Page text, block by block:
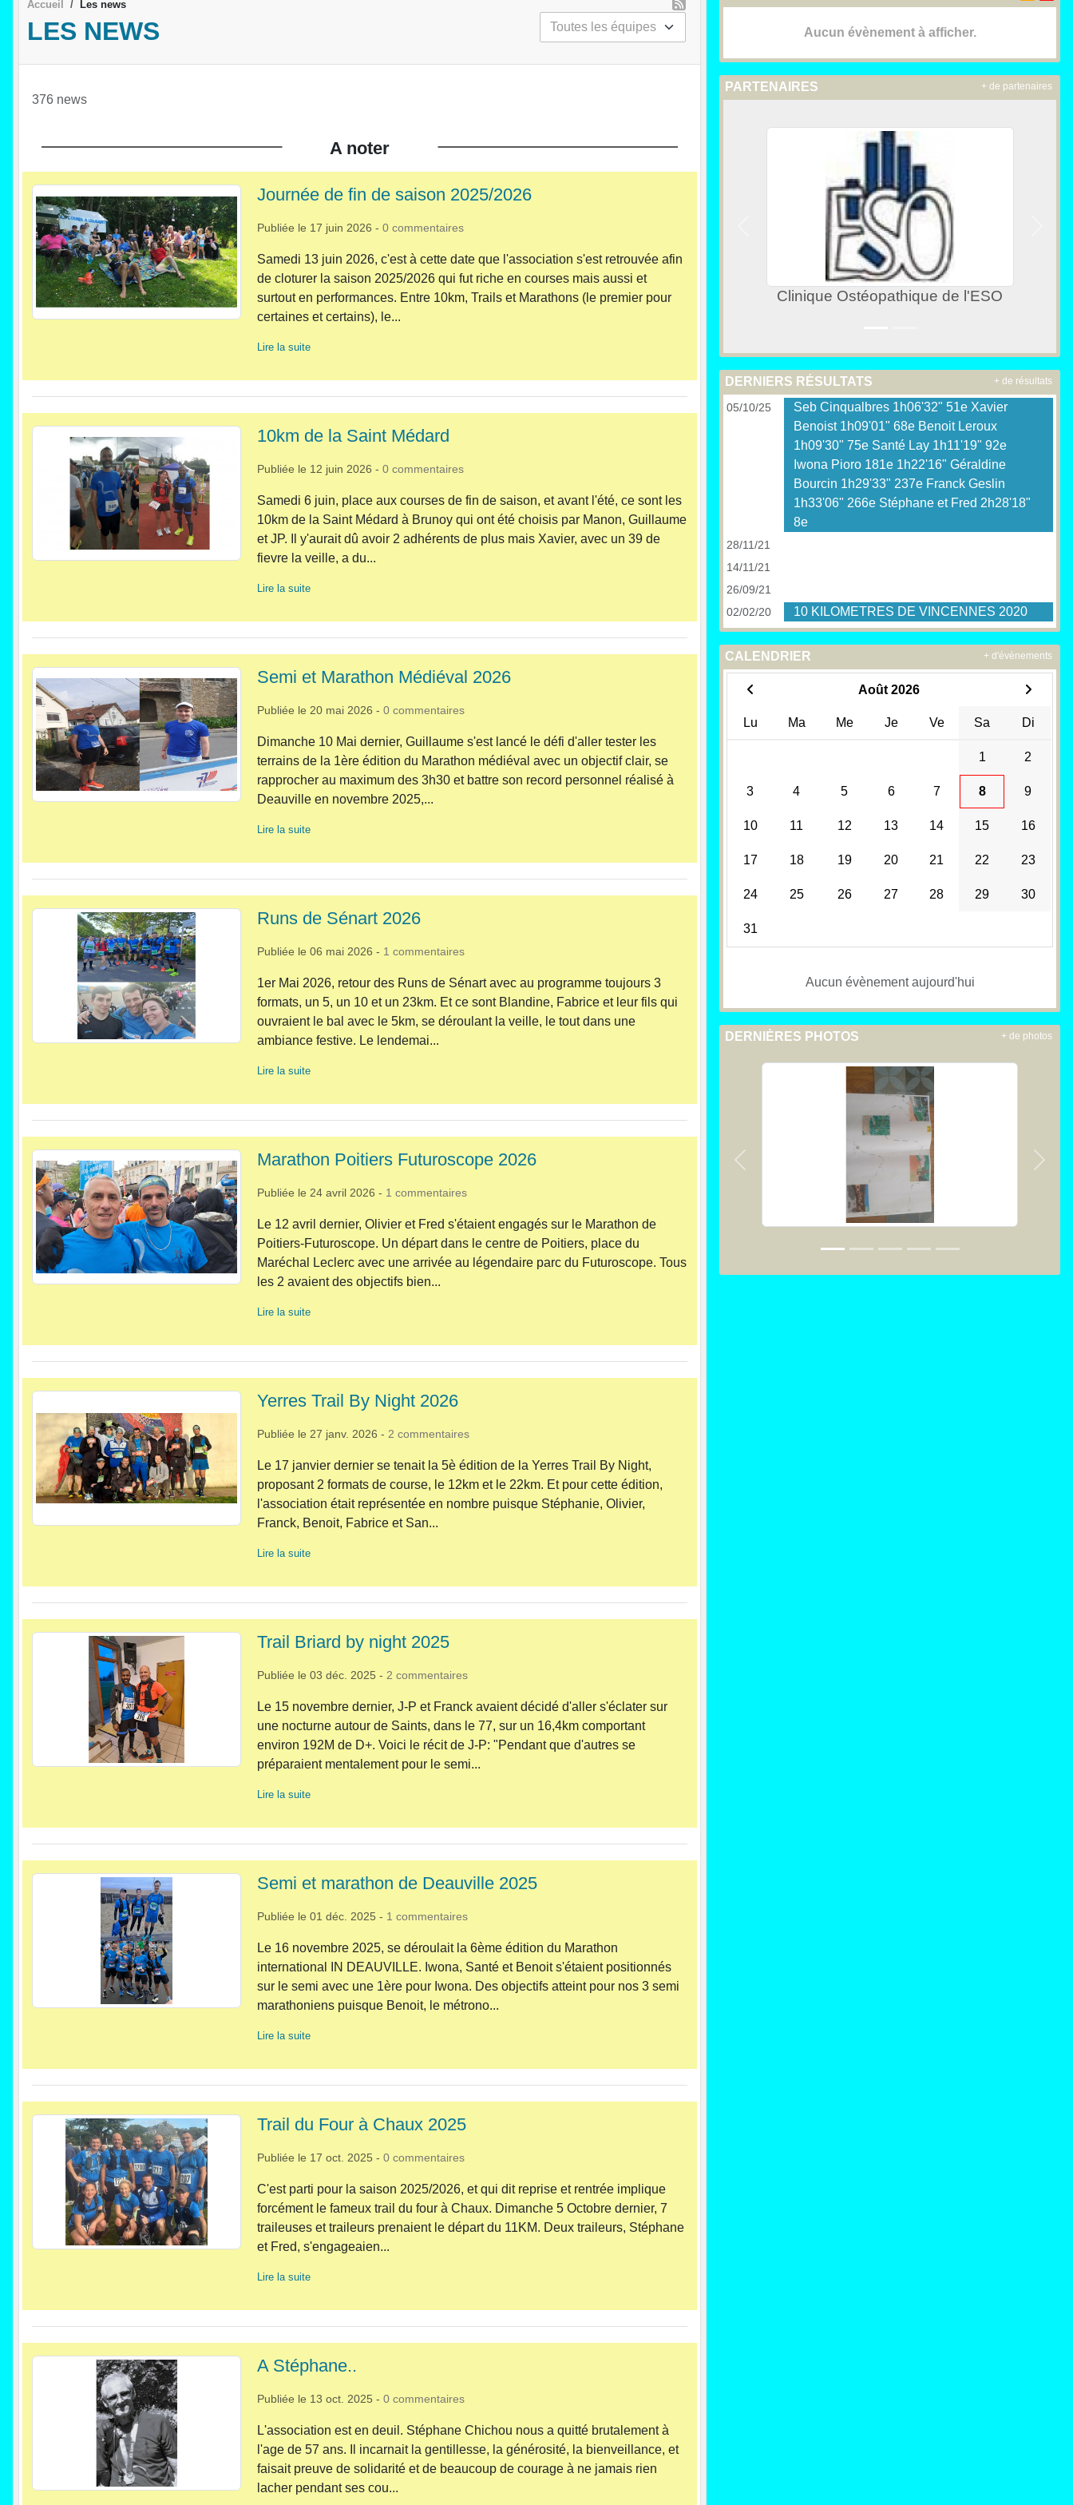
Accueil Les news
LES NEWS
376 news
A noter
Journée de fin de saison 2025/2026
Publiée le 17 juin 2026 - 0 commentaires
Samedi 13 juin 2026, c'est à cette date que l'association s'est retrouvée afin
de cloturer la saison 2025/2026 qui fut riche en courses mais aussi et
surtout en performances. Entre 10km, Trails et Marathons (le premier pour
certaines et certains), le...
Lire la suite
10km de la Saint Médard
Publiée le 12 juin 2026 - 0 commentaires
Samedi 6 juin, place aux courses de fin de saison, et avant l'été, ce sont les
10km de la Saint Médard à Brunoy qui ont été choisis par Manon, Guillaume
et JP. Il y'aurait dû avoir 2 adhérents de plus mais Xavier, avec un 39 de
fievre la veille, a du...
Lire la suite
Semi et Marathon Médiéval 2026
Publiée le 20 mai 2026 - 0 commentaires
Dimanche 10 Mai dernier, Guillaume s'est lancé le défi d'aller tester les
terrains de la 1ère édition du Marathon médiéval avec un objectif clair, se
rapprocher au maximum des 3h30 et battre son record personnel réalisé à
Deauville en novembre 2025,...
Lire la suite
Runs de Sénart 2026
Publiée le 06 mai 2026 - 1 commentaires
1er Mai 2026, retour des Runs de Sénart avec au programme toujours 3
formats, un 5, un 10 et un 23km. Et ce sont Blandine, Fabrice et leur fils qui
ouvraient le bal avec le 5km, se déroulant la veille, le tout dans une
ambiance festive. Le lendemai...
Lire la suite
Marathon Poitiers Futuroscope 2026
Publiée le 24 avril 2026 - 1 commentaires
Le 12 avril dernier, Olivier et Fred s'étaient engagés sur le Marathon de
Poitiers-Futuroscope. Un départ dans le centre de Poitiers, place du
Maréchal Leclerc avec une arrivée au légendaire parc du Futuroscope. Tous
les 2 avaient des objectifs bien...
Lire la suite
Yerres Trail By Night 2026
Publiée le 27 janv. 2026 - 2 commentaires
Le 17 janvier dernier se tenait la 5è édition de la Yerres Trail By Night,
proposant 2 formats de course, le 12km et le 22km. Et pour cette édition,
l'association était représentée en nombre puisque Stéphanie, Olivier,
Franck, Benoit, Fabrice et San...
Lire la suite
Trail Briard by night 2025
Publiée le 03 déc. 2025 - 2 commentaires
Le 15 novembre dernier, J-P et Franck avaient décidé d'aller s'éclater sur
une nocturne autour de Saints, dans le 77, sur un 16,4km comportant
environ 192M de D+. Voici le récit de J-P: "Pendant que d'autres se
préparaient mentalement pour le semi...
Lire la suite
Semi et marathon de Deauville 2025
Publiée le 01 déc. 2025 - 1 commentaires
Le 16 novembre 2025, se déroulait la 6ème édition du Marathon
international IN DEAUVILLE. Iwona, Santé et Benoit s'étaient positionnés
sur le semi avec une 1ère pour Iwona. Des objectifs atteint pour nos 3 semi
marathoniens puisque Benoit, le métrono...
Lire la suite
Trail du Four à Chaux 2025
Publiée le 17 oct. 2025 - 0 commentaires
C'est parti pour la saison 2025/2026, et qui dit reprise et rentrée implique
forcément le fameux trail du four à Chaux. Dimanche 5 Octobre dernier, 7
traileuses et traileurs prenaient le départ du 11KM. Deux traileurs, Stéphane
et Fred, s'engageaien...
Lire la suite
A Stéphane..
Publiée le 13 oct. 2025 - 0 commentaires
L'association est en deuil. Stéphane Chichou nous a quitté brutalement à
l'age de 57 ans. Il incarnait la gentillesse, la générosité, la bienveillance, et
faisait preuve de solidarité et de beaucoup de courage à ne jamais rien
lacher pendant ses cou...
Aucun évènement à afficher.
PARTENAIRES
Clinique Ostéopathique de l'ESO Aurore ANCEAUX Ostéopathe
+ de partenaires
DERNIERS RÉSULTATS
05/10/25
Seb Cinqualbres 1h06'32" 51e Xavier
Benoist 1h09'01" 68e Benoit Leroux
1h09'30" 75e Santé Lay 1h11'19" 92e
Iwona Pioro 181e 1h22'16" Géraldine
Bourcin 1h29'33" 237e Franck Geslin
1h33'06" 266e Stéphane et Fred 2h28'18"
8e
28/11/21
14/11/21
26/09/21
02/02/20
10 KILOMETRES DE VINCENNES 2020
+ de résultats
CALENDRIER
Août 2026
Lu Ma Me Je Ve Sa Di
1 2
3 4 5 6 7 8 9
10 11 12 13 14 15 16
17 18 19 20 21 22 23
24 25 26 27 28 29 30
31
Aucun évènement aujourd'hui
+ d'évènements
DERNIÈRES PHOTOS
Précedent
+ de photos